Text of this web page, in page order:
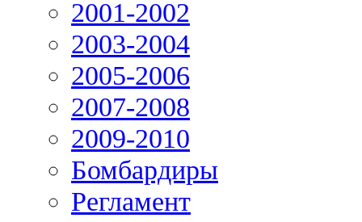
2001-2002
2003-2004
2005-2006
2007-2008
2009-2010
Бомбардиры
Регламент